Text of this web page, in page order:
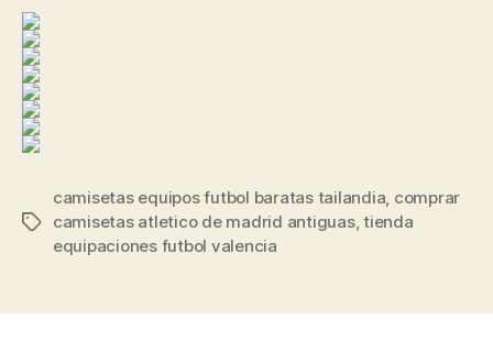
Etiquetas
camisetas equipos futbol baratas tailandia, comprar
camisetas atletico de madrid antiguas,tienda
equipaciones futbol valencia